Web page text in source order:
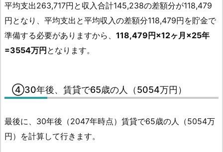
平均支出263,717円と収入合計145,238の差額分が118,479
円となり、平均支出と平均収入の差額分118,479円を貯金で
準備する必要がありますから、 118,479円×12ヶ月×25年
=3554万円 となります。
④30年後、賃貸で65歳の人（5054万円）
最後に、30年後（2047年時点）賃貸で65歳の人（5054万
円）を計算して行きます。